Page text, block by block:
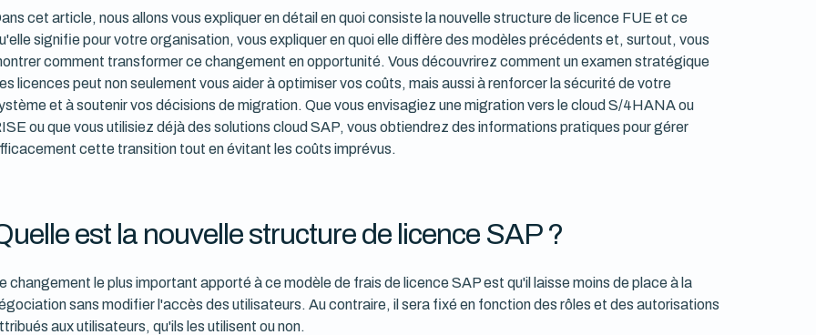
cet article, nous allons vous expliquer en détail en quoi consiste la nouvelle structure de licence FUE et ce
signifie pour votre organisation, vous expliquer en quoi elle diffère des modèles précédents et, surtout, vous
comment transformer ce changement en opportunité. Vous découvrirez comment un examen stratégique
licences peut non seulement vous aider à optimiser vos coûts, mais aussi à renforcer la sécurité de votre
et à soutenir vos décisions de migration. Que vous envisagiez une migration vers le cloud S/4HANA ou
ou que vous utilisiez déjà des solutions cloud SAP, vous obtiendrez des informations pratiques pour gérer
cette transition tout en évitant les coûts imprévus.
est la nouvelle structure de licence SAP ?
changement le plus important apporté à ce modèle de frais de licence SAP est qu'il laisse moins de place à la
sans modifier l'accès des utilisateurs. Au contraire, il sera fixé en fonction des rôles et des autorisations
aux utilisateurs, qu'ils les utilisent ou non.